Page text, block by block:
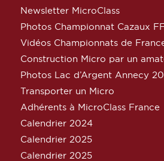
Newsletter MicroClass
Photos Championnat Cazaux
Vidéos Championnats de
Construction Micro par un
Photos Lac d’Argent Annecy
Transporter un Micro
Adhérents à MicroClass France
Calendrier 2024
Calendrier 2025
Calendrier 2025